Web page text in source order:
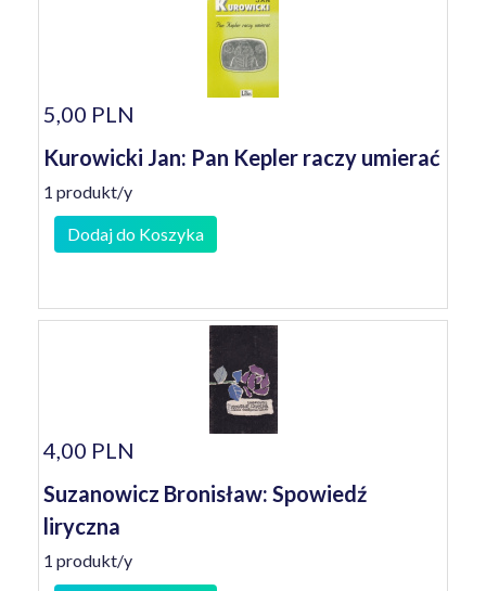
5,00 PLN
Kurowicki Jan: Pan Kepler raczy umierać
1 produkt/y
Dodaj do Koszyka
4,00 PLN
Suzanowicz Bronisław: Spowiedź
liryczna
1 produkt/y